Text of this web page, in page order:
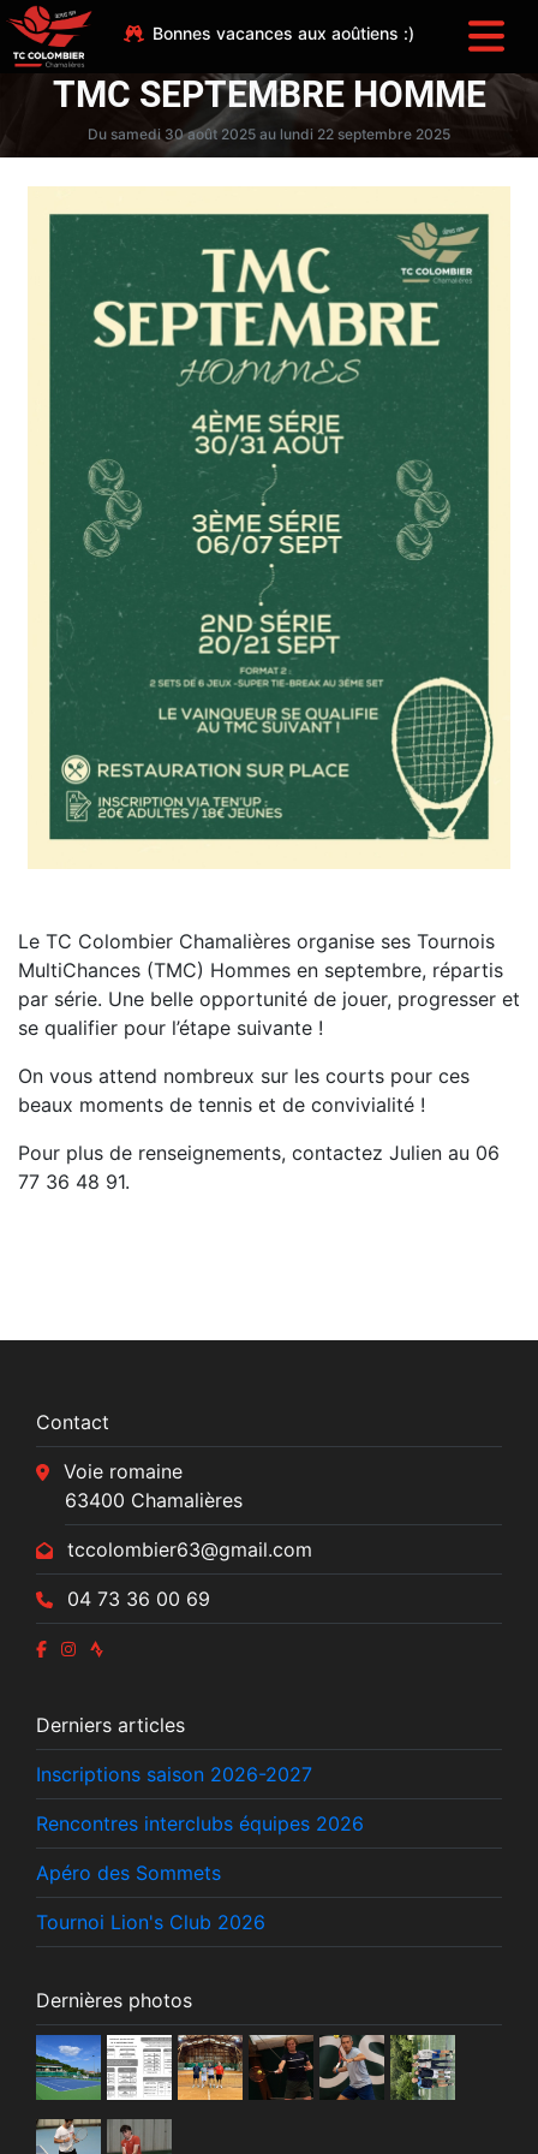
Bonnes vacances aux aoûtiens :)
TMC SEPTEMBRE HOMME
Du samedi 30 août 2025 au lundi 22 septembre 2025
Le TC Colombier Chamalières organise ses Tournois
MultiChances (TMC) Hommes en septembre, répartis
par série. Une belle opportunité de jouer, progresser et
se qualifier pour l’étape suivante !
On vous attend nombreux sur les courts pour ces
beaux moments de tennis et de convivialité !
Pour plus de renseignements, contactez Julien au 06
77 36 48 91.
Contact
Voie romaine
63400 Chamalières
tccolombier63@gmail.com
04 73 36 00 69
Derniers articles
Inscriptions saison 2026-2027
Rencontres interclubs équipes 2026
Apéro des Sommets
Tournoi Lion's Club 2026
Dernières photos